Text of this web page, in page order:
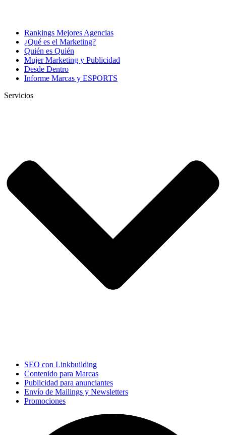
Rankings Mejores Agencias
¿Qué es el Marketing?
Quién es Quién
Mujer Marketing y Publicidad
Desde Dentro
Informe Marcas y ESPORTS
Servicios
SEO con Linkbuilding
Contenido para Marcas
Publicidad para anunciantes
Envío de Mailings y Newsletters
Promociones